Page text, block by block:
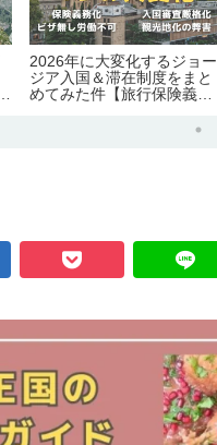
2026年に大変化するジョー
ジア入国＆滞在制度をまと
めてみた件【旅行保険義務
証の義務化｜観光地化の弊